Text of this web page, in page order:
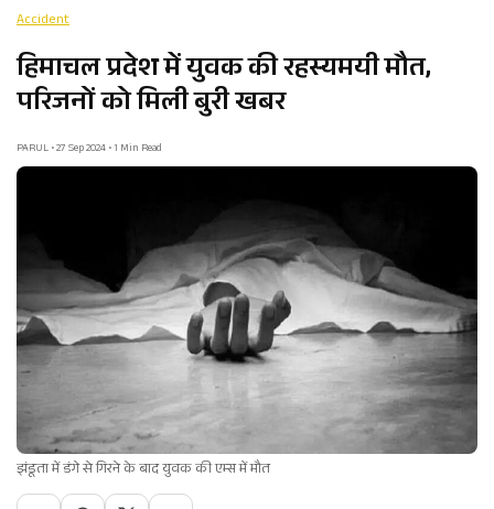
Accident
हिमाचल प्रदेश में युवक की रहस्यमयी मौत,
परिजनों को मिली बुरी खबर
PARUL • 27 Sep 2024 • 1 Min Read
झंडूता में डंगे से गिरने के बाद युवक की एम्स में मौत